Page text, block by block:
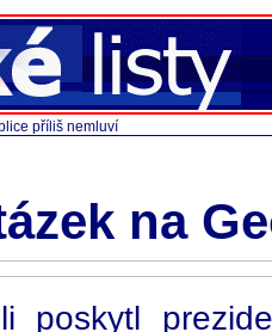
příliš nemluví
na
poskytl